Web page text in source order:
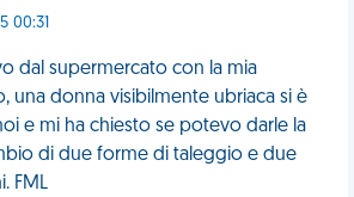
00:31
dal supermercato con la mia
una donna visibilmente ubriaca si è
e mi ha chiesto se potevo darle la
di due forme di taleggio e due
FML